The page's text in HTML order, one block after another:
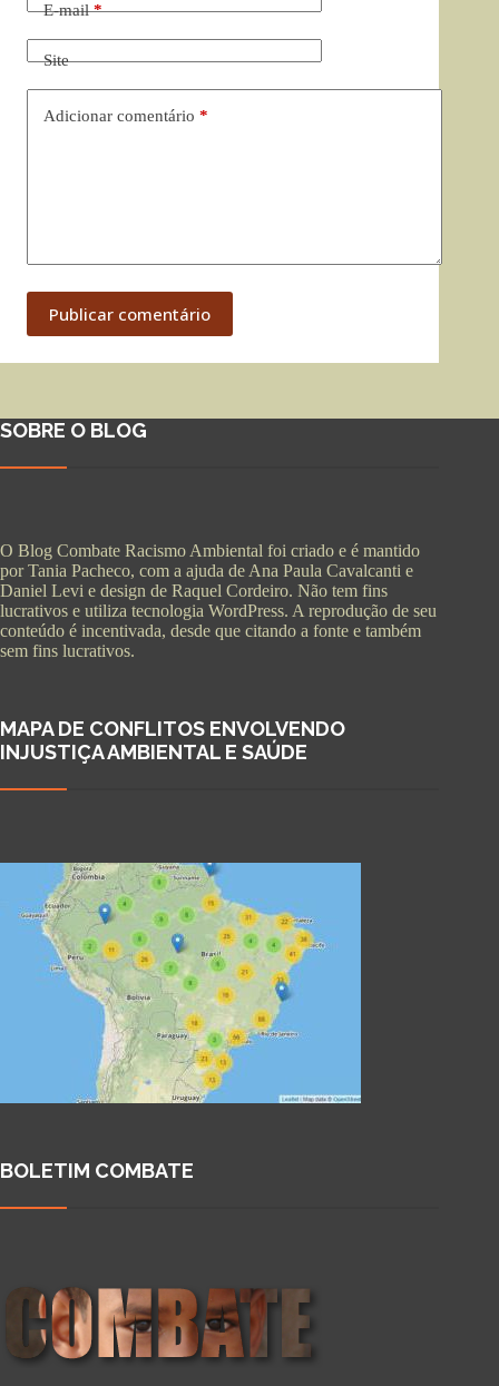
E-mail*
Site
Adicionar comentário *
Publicar comentário
SOBRE O BLOG
O Blog Combate Racismo Ambiental foi criado e é mantido
por Tania Pacheco, com a ajuda de Ana Paula Cavalcanti e
Daniel Levi e design de Raquel Cordeiro. Não tem fins
lucrativos e utiliza tecnologia WordPress. A reprodução de seu
conteúdo é incentivada, desde que citando a fonte e também
sem fins lucrativos.
MAPA DE CONFLITOS ENVOLVENDO
INJUSTIÇA AMBIENTAL E SAÚDE
BOLETIM COMBATE